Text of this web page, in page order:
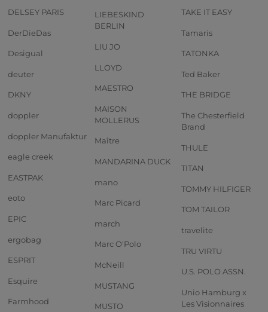
DELSEY PARIS
DerDieDas
Desigual
deuter
DKNY
doppler
doppler Manufaktur
eagle creek
EASTPAK
eoto
EPIC
ergobag
ESPRIT
Esquire
Farmhood
LIEBESKIND
BERLIN
LIU JO
LLOYD
MAESTRO
MAISON
MOLLERUS
Maître
MANDARINA DUCK
mano
Marc Picard
march
Marc O'Polo
McNeill
MUSTANG
MUSTO
TAKE IT EASY
Tamaris
TATONKA
Ted Baker
THE BRIDGE
The Chesterfield
Brand
THULE
TITAN
TOMMY HILFIGER
TOM TAILOR
travelite
TRU VIRTU
U.S. POLO ASSN.
Unio Hamburg x
Les Visionnaires